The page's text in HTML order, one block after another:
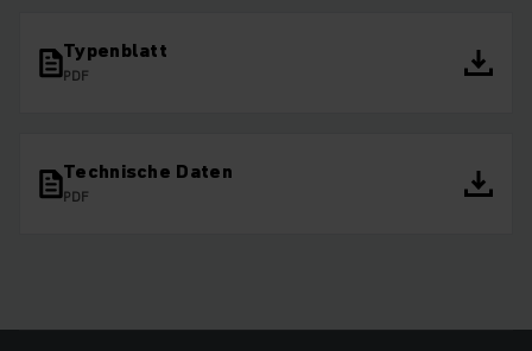
Typenblatt
PDF
Technische Daten
PDF